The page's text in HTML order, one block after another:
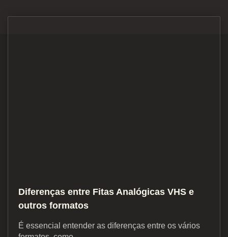
Diferenças entre Fitas Analógicas VHS e
outros formatos
É essencial entender as diferenças entre os vários